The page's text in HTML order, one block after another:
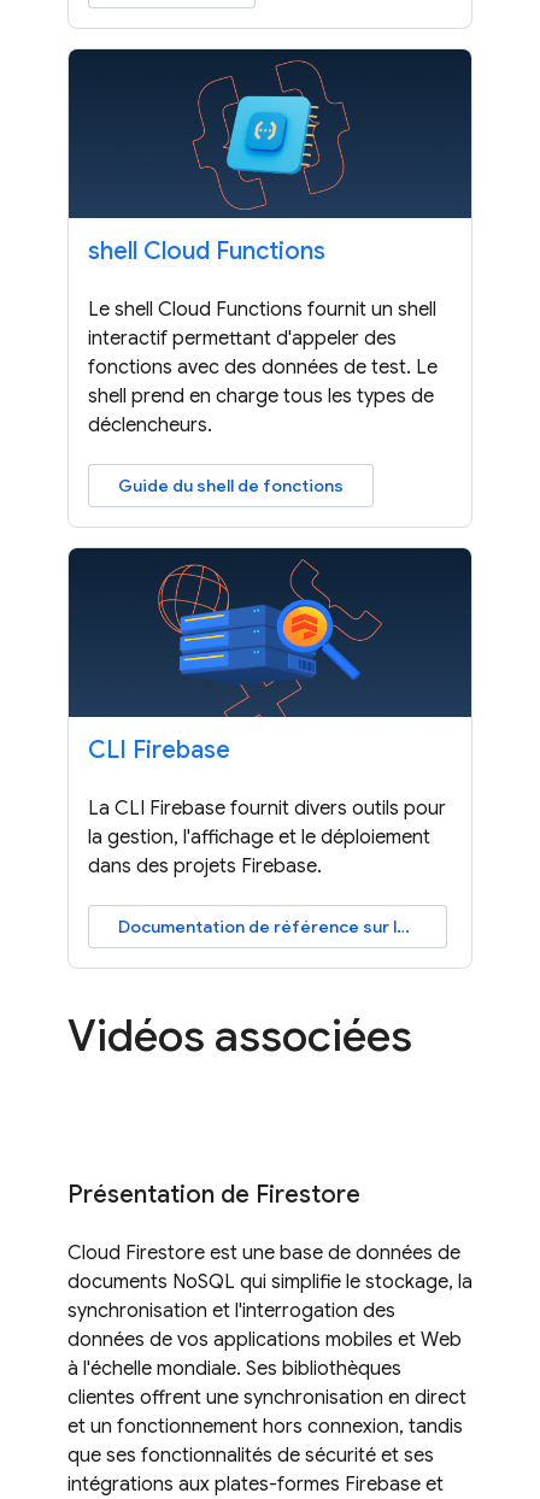
shell Cloud Functions
Le shell Cloud Functions fournit un shell
interactif permettant d'appeler des
fonctions avec des données de test. Le
shell prend en charge tous les types de
déclencheurs.
Guide du shell de fonctions
CLI Firebase
La CLI Firebase fournit divers outils pour
la gestion, l'affichage et le déploiement
dans des projets Firebase.
Documentation de référence sur la CLI
Vidéos associées
Présentation de Firestore
Cloud Firestore est une base de données de
documents NoSQL qui simplifie le stockage, la
synchronisation et l'interrogation des
données de vos applications mobiles et Web
à l'échelle mondiale. Ses bibliothèques
clientes offrent une synchronisation en direct
et un fonctionnement hors connexion, tandis
que ses fonctionnalités de sécurité et ses
intégrations aux plates-formes Firebase et